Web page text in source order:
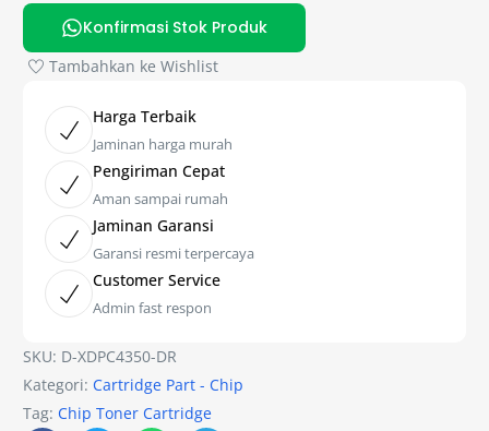
Konfirmasi Stok Produk
Tambahkan ke Wishlist
Harga Terbaik
Jaminan harga murah
Pengiriman Cepat
Aman sampai rumah
Jaminan Garansi
Garansi resmi terpercaya
Customer Service
Admin fast respon
SKU: D-XDPC4350-DR
Kategori: Cartridge Part - Chip
Tag: Chip Toner Cartridge